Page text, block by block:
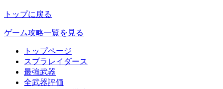
トップに戻る
ゲーム攻略一覧を見る
トップページ
スプラレイダース
最強武器
全武器評価